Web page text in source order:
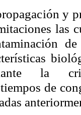
y
las
la
de